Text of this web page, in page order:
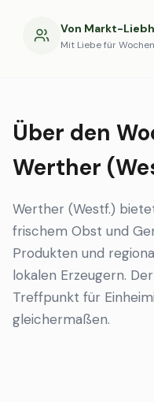
Von Markt-
Mit Liebe für
Über den
Werther
Werther (Westf.)
frischem Obst und
Produkten und
lokalen Erzeugern.
Treffpunkt für
gleichermaßen.